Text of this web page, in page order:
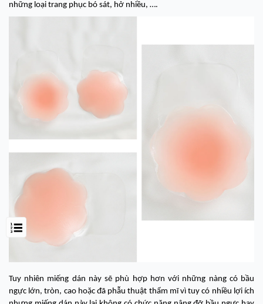
những loại trang phục bó sát, hở nhiều, ….
Tuy nhiên miếng dán này sẽ phù hợp hơn với những nàng có bầu
ngực lớn, tròn, cao hoặc đã phẫu thuật thẩm mĩ vì tuy có nhiều lợi ích